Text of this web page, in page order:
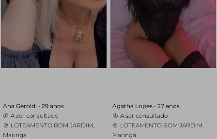
Ana Geroldi • 29 anos
A ser consultado
LOTEAMENTO BOM JARDIM,
Maringá
Agatha Lopes • 27 anos
A ser consultado
LOTEAMENTO BOM JARDIM,
Maringá